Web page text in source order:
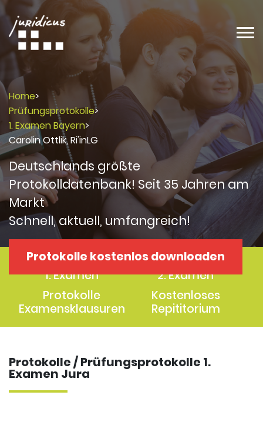
Home>
Prüfungsprotokolle>
1. Examen Bayern>
Carolin Ottlik, Ri'inLG
Deutschlands größte
Protokolldatenbank! Seit 35 Jahren am
Markt
Schnell, aktuell, umfangreich!
Protokolle kostenlos downloaden
Protokolle
1. Examen
Protokolle
2. Examen
Protokolle
Examensklausuren
Kostenloses
Repititorium
Protokolle / Prüfungsprotokolle 1.
Examen Jura